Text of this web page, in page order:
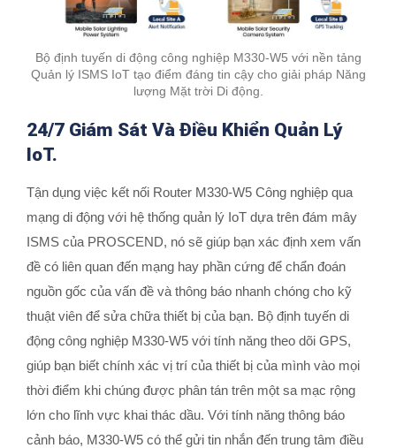
Bộ định tuyến di động công nghiệp M330-W5 với nền tảng
Quản lý ISMS IoT tạo điểm đáng tin cậy cho giải pháp Năng
lượng Mặt trời Di động.
24/7 Giám Sát Và Điều Khiển Quản Lý
IoT.
Tận dụng việc kết nối Router M330-W5 Công nghiệp qua
mạng di động với hệ thống quản lý IoT dựa trên đám mây
ISMS của PROSCEND, nó sẽ giúp bạn xác định xem vấn
đề có liên quan đến mạng hay phần cứng để chẩn đoán
nguồn gốc của vấn đề và thông báo nhanh chóng cho kỹ
thuật viên để sửa chữa thiết bị của bạn. Bộ định tuyến di
động công nghiệp M330-W5 với tính năng theo dõi GPS,
giúp bạn biết chính xác vị trí của thiết bị của mình vào mọi
thời điểm khi chúng được phân tán trên một sa mạc rộng
lớn cho lĩnh vực khai thác dầu. Với tính năng thông báo
cảnh báo, M330-W5 có thể gửi tin nhắn đến trung tâm điều